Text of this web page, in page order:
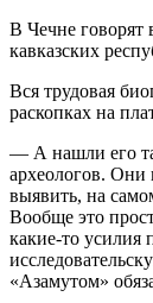
В Чечне говорят
кавказских
Вся трудовая
раскопках на
— А нашли его
археологов. Они
выявить, на
Вообще это
какие-то усилия
«Азамутом»